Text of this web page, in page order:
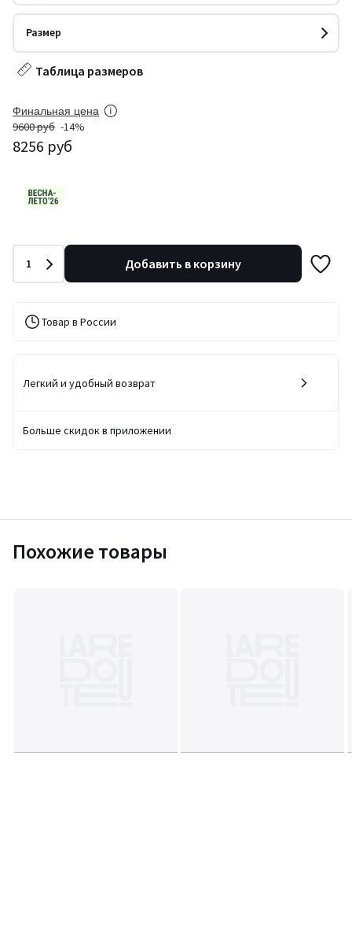
Размер
Таблица размеров
Финальная цена
9600 руб -14%
8256 руб
Количество
1 Добавить в корзину
Товар в России
Легкий и удобный возврат
Больше скидок в приложении
Похожие товары